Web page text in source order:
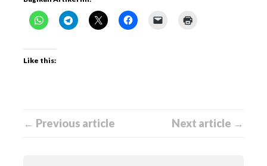
Like this:
← Previous article Next article →